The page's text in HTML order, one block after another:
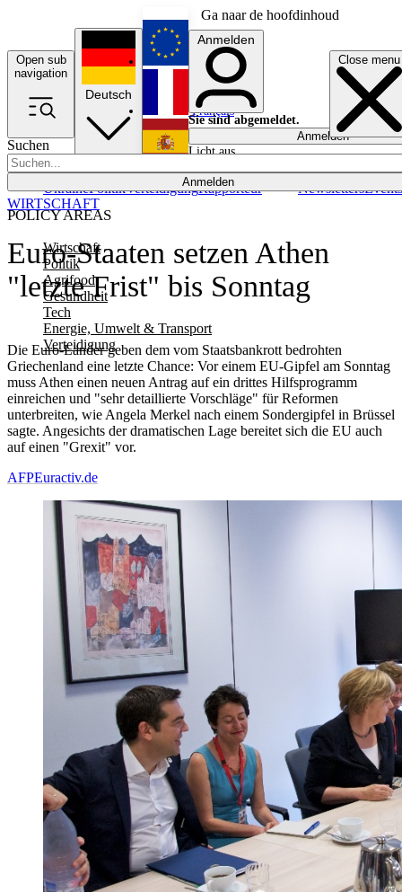
Ga naar de hoofdinhoud
Open sub
navigation
Close menu
Suchen
Anmelden
POLICY AREAS
Wirtschaft
Politik
Agrifood
Gesundheit
Tech
Energie, Umwelt & Transport
Verteidigung
UkrainePolitikVerteidigungRapporteur NewslettersEvents
Deutsch
English
Français
Anmelden
Sie sind abgemeldet.
Anmelden
Licht aus
Euro-Staaten setzen Athen
"letzte Frist" bis Sonntag
Die Euro-Länder geben dem vom Staatsbankrott bedrohten
Griechenland eine letzte Chance: Vor einem EU-Gipfel am Sonntag
muss Athen einen neuen Antrag auf ein drittes Hilfsprogramm
einreichen und "sehr detaillierte Vorschläge" für Reformen
unterbreiten, wie Angela Merkel nach einem Sondergipfel in Brüssel
sagte. Angesichts der dramatischen Lage bereitet sich die EU auch
auf einen "Grexit" vor.
WIRTSCHAFT
AFPEuractiv.de